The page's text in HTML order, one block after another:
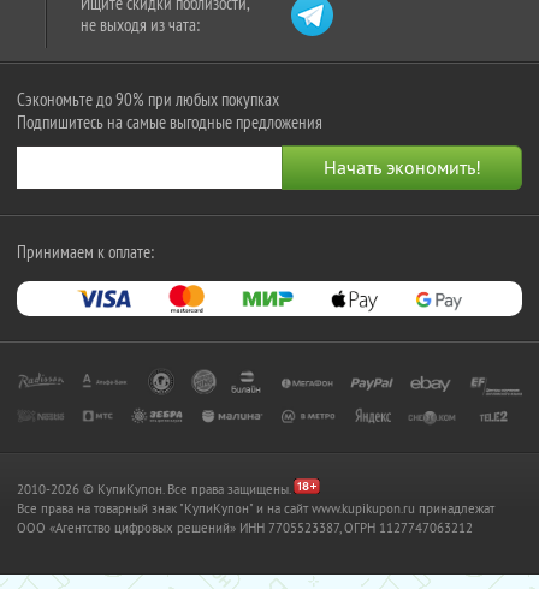
не выходя из чата:
Сэкономьте до 90% при любых покупках
Подпишитесь на самые выгодные предложения
Принимаем к оплате:
2010-2026 © КупиКупон. Все права защищены.
Все права на товарный знак "КупиКупон" и на сайт www.kupikupon.ru принадлежат
OOO «Агентство цифровых решений» ИНН 7705523387, ОГРН 1127747063212